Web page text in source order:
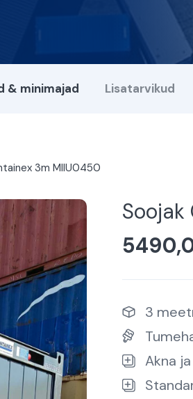
& minimajad Lisatarvikud
3m MIIU0450
3
Akna